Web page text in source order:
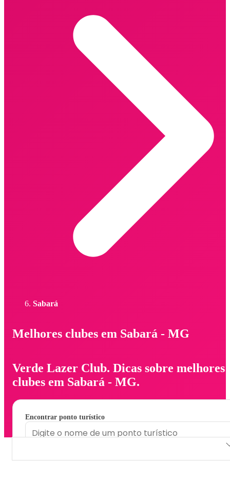
Sabará
Melhores clubes em Sabará - MG
Verde Lazer Club. Dicas sobre melhores
clubes em Sabará - MG.
Encontrar ponto turístico